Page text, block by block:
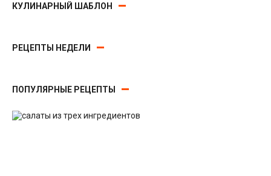
КУЛИНАРНЫЙ ШАБЛОН
РЕЦЕПТЫ НЕДЕЛИ
ПОПУЛЯРНЫЕ РЕЦЕПТЫ